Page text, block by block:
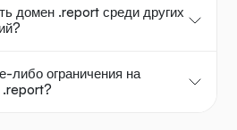
домен .report среди других
либо ограничения на
.report?